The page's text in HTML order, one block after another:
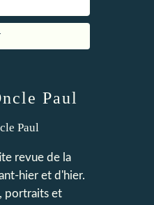
Paul
revue de la
hier et d'hier.
portraits et